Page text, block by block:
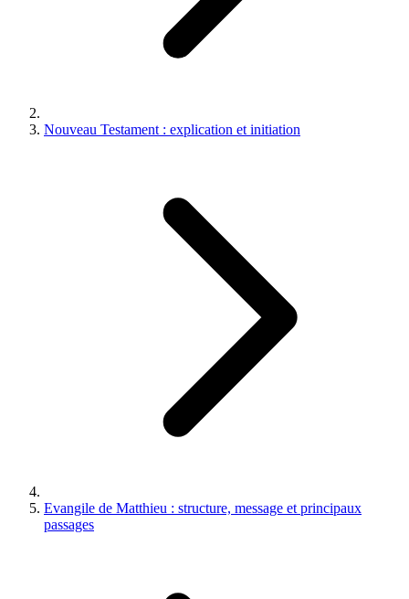
Nouveau Testament : explication et initiation
Evangile de Matthieu : structure, message et principaux
passages